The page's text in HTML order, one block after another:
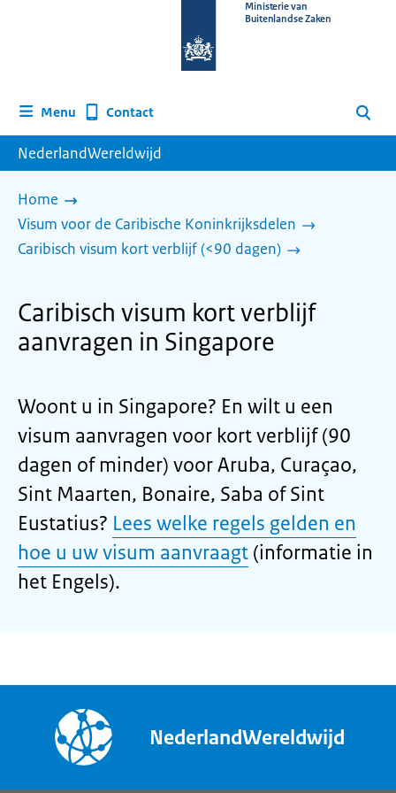
homepage
Ministerie van
Buitenlandse Zaken
Menu Contact Zoeken
NederlandWereldwijd
Home
Visum voor de Caribische Koninkrijksdelen
Caribisch visum kort verblijf (<90 dagen)
Caribisch visum kort verblijf
aanvragen in Singapore
Woont u in Singapore? En wilt u een
visum aanvragen voor kort verblijf (90
dagen of minder) voor Aruba, Curaçao,
Sint Maarten, Bonaire, Saba of Sint
Eustatius? Lees welke regels gelden en
hoe u uw visum aanvraagt (informatie in
het Engels).
NederlandWereldwijd